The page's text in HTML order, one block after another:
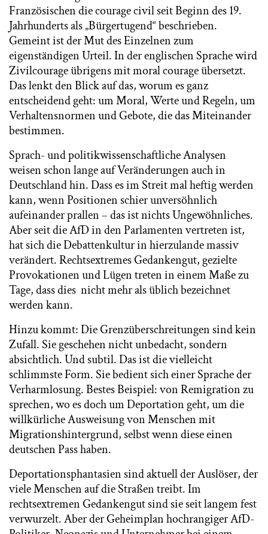
Französischen die courage civil seit Beginn des 19.
Jahrhunderts als „Bürgertugend“ beschrieben.
Gemeint ist der Mut des Einzelnen zum
eigenständigen Urteil. In der englischen Sprache wird
Zivilcourage übrigens mit moral courage übersetzt.
Das lenkt den Blick auf das, worum es ganz
entscheidend geht: um Moral, Werte und Regeln, um
Verhaltensnormen und Gebote, die das Miteinander
bestimmen.
Sprach- und politikwissenschaftliche Analysen
weisen schon lange auf Veränderungen auch in
Deutschland hin. Dass es im Streit mal heftig werden
kann, wenn Positionen schier unversöhnlich
aufeinander prallen – das ist nichts Ungewöhnliches.
Aber seit die AfD in den Parlamenten vertreten ist,
hat sich die Debattenkultur in hierzulande massiv
verändert. Rechtsextremes Gedankengut, gezielte
Provokationen und Lügen treten in einem Maße zu
Tage, dass dies nicht mehr als üblich bezeichnet
werden kann.
Hinzu kommt: Die Grenzüberschreitungen sind kein
Zufall. Sie geschehen nicht unbedacht, sondern
absichtlich. Und subtil. Das ist die vielleicht
schlimmste Form. Sie bedient sich einer Sprache der
Verharmlosung. Bestes Beispiel: von Remigration zu
sprechen, wo es doch um Deportation geht, um die
willkürliche Ausweisung von Menschen mit
Migrationshintergrund, selbst wenn diese einen
deutschen Pass haben.
Deportationsphantasien sind aktuell der Auslöser, der
viele Menschen auf die Straßen treibt. Im
rechtsextremen Gedankengut sind sie seit langem fest
verwurzelt. Aber der Geheimplan hochrangiger AfD-